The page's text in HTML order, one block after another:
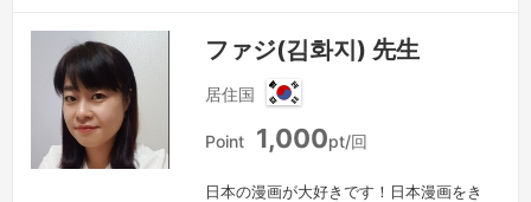
ファジ(김화지) 先生
居住国
韓
国
Point 1,000pt/回
日本の漫画が大好きです！日本漫画をき